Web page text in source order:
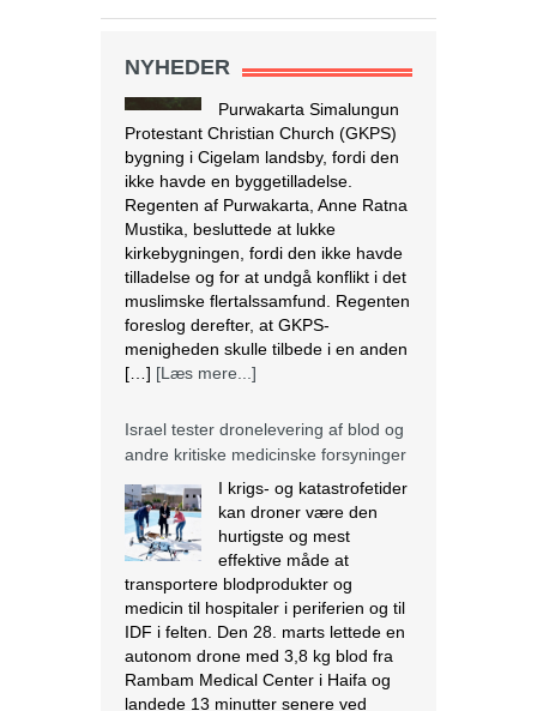
NYHEDER
Israel tester dronelevering af blod og
andre kritiske medicinske forsyninger
I krigs- og katastrofetider
kan droner være den
hurtigste og mest
effektive måde at
transportere blodprodukter og
medicin til hospitaler i periferien og til
IDF i felten. Den 28. marts lettede en
autonom drone med 3,8 kg blod fra
Rambam Medical Center i Haifa og
landede 13 minutter senere ved
[…][Læs mere...]
Den nigerianske regering ser væk,
mens landbrug fortsætter med at
blive ødelagt
blevet det nye normal i mange
samfund i Plateau State, der ligger i
regionen fortsætter mange kristne